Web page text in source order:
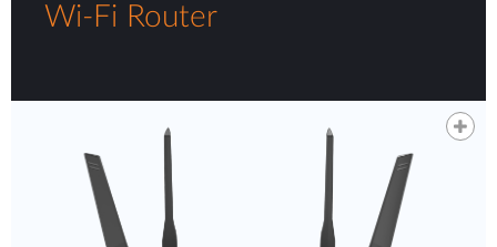
Wi-Fi Router